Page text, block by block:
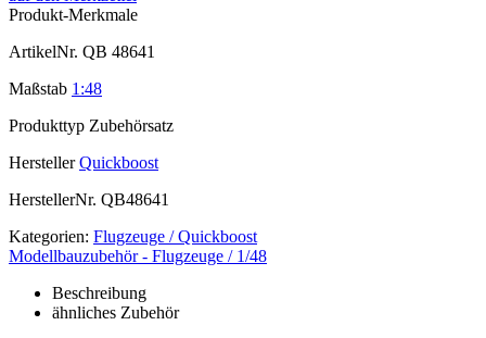
Produkt-Merkmale
ArtikelNr. QB 48641
Maßstab 1:48
Produkttyp Zubehörsatz
Hersteller Quickboost
HerstellerNr. QB48641
Kategorien: Flugzeuge / Quickboost
Modellbauzubehör - Flugzeuge / 1/48
Beschreibung
ähnliches Zubehör